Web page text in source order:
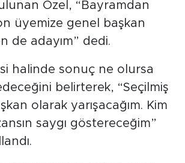
Özel, “Bayramdan
üyemize genel başkan
de adayım” dedi.
halinde sonuç ne olursa
belirterek, “Seçilmiş
olarak yarışacağım. Kim
saygı göstereceğim”